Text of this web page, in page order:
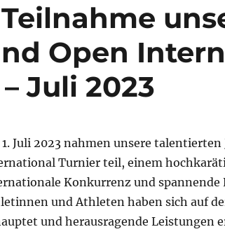
Open
Juli 2023
Juli 2023 nahmen unsere talentierten
Turnier teil, einem
Konkurrenz und spannende
und Athleten haben sich auf
und herausragende Leistungen